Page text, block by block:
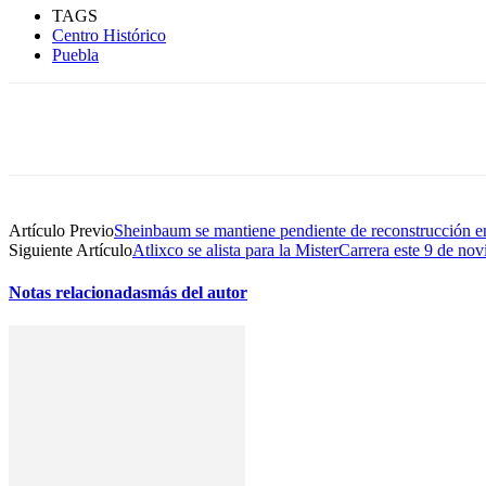
TAGS
Centro Histórico
Puebla
Artículo PrevioSheinbaum se mantiene pendiente de reconstrucción
Siguiente ArtículoAtlixco se alista para la MisterCarrera este 9 de
Notas relacionadasmás del autor